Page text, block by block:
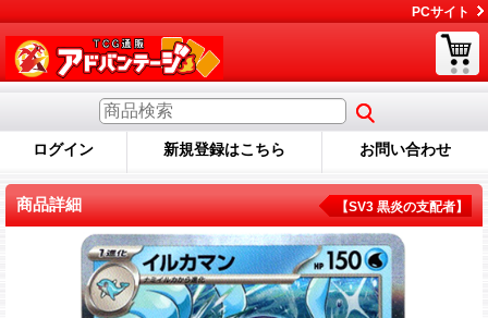
PCサイト
ログイン 新規登録はこちら お問い合わせ
商品詳細 【SV3 黒炎の支配者】